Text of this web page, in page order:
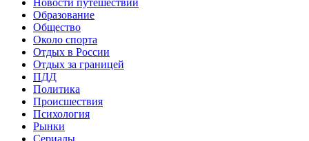
Образование
Общество
Около спорта
Отдых в России
Отдых за границей
ПДД
Политика
Происшествия
Психология
Рынки
Сериалы